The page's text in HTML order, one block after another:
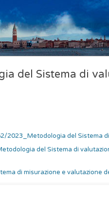
del Sistema di
2023_Metodologia del Sistema
del Sistema di
di misurazione e valutazione